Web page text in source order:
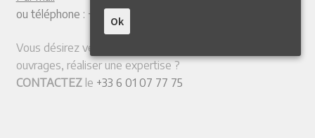
ou téléphone : +33 4 50 38 77 20
Vous désirez vendre votre collection ou quelques
ouvrages, réaliser une expertise ?
CONTACTEZle +33 6 01 07 77 75
Ok